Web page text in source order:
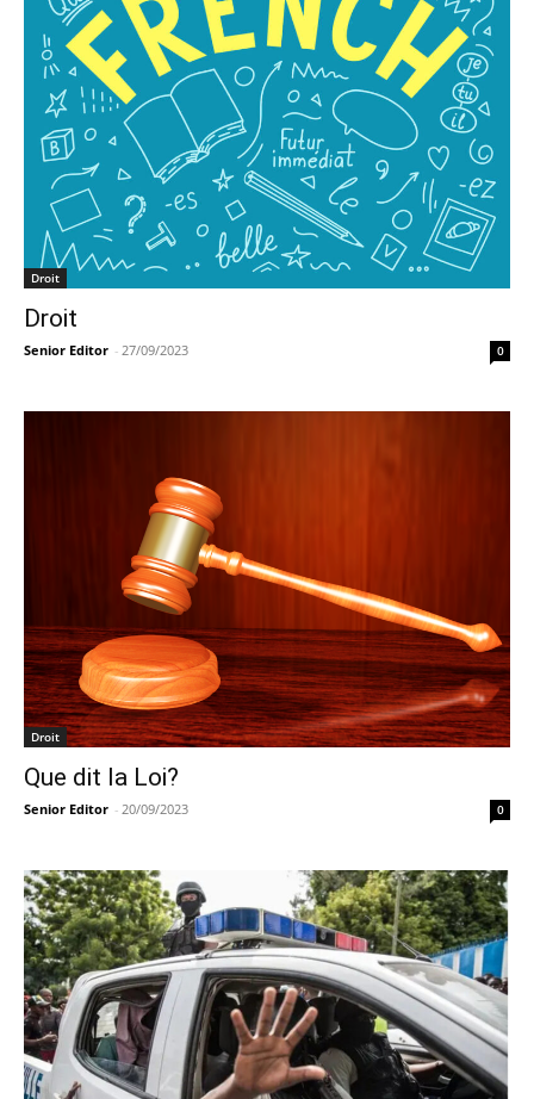
Droit
Droit
Senior Editor - 27/09/2023 0
Droit
Que dit la Loi?
Senior Editor - 20/09/2023 0